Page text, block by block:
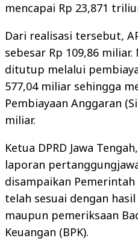
mencapai Rp 23,871
Dari realisasi tersebut,
sebesar Rp 109,86
ditutup melalui
577,04 miliar sehingga
Pembiayaan Anggaran
miliar.
Ketua DPRD Jawa
laporan
disampaikan Pemerintah
telah sesuai dengan
maupun pemeriksaan
Keuangan (BPK).